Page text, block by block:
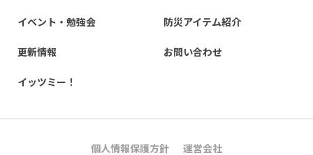
イベント・勉強会 防災アイテム紹介
更新情報 お問い合わせ
イッツミー！
個人情報保護方針 運営会社